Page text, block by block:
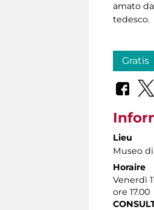
amato
tedesco.
Gratis
Lieu
Museo
Horaire
Venerdì
ore 17.00